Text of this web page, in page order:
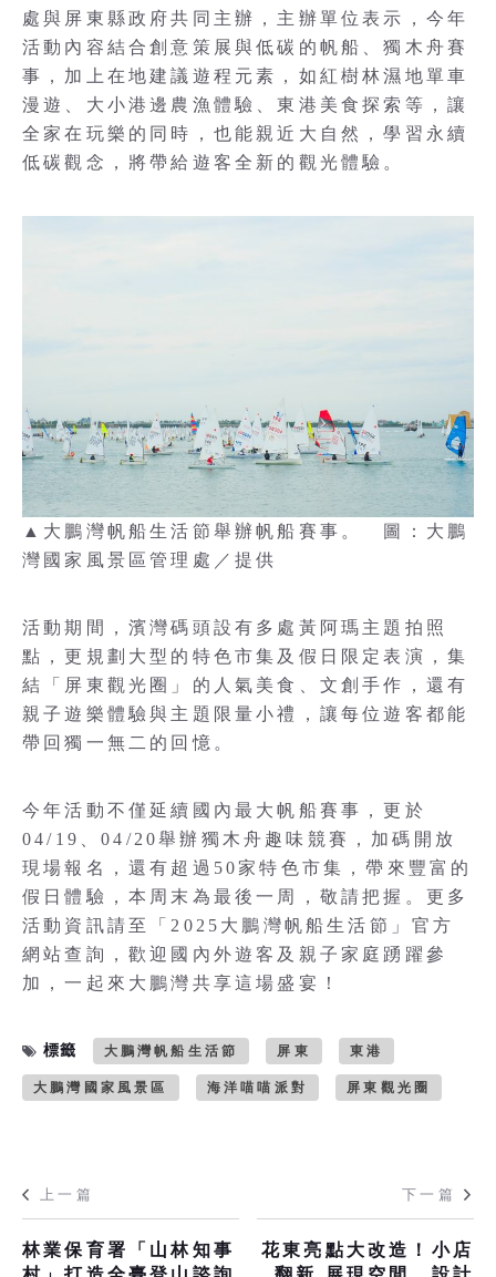
處與屏東縣政府共同主辦，主辦單位表示，今年
活動內容結合創意策展與低碳的帆船、獨木舟賽
事，加上在地建議遊程元素，如紅樹林濕地單車
漫遊、大小港邊農漁體驗、東港美食探索等，讓
全家在玩樂的同時，也能親近大自然，學習永續
低碳觀念，將帶給遊客全新的觀光體驗。
▲大鵬灣帆船生活節舉辦帆船賽事。 圖：大鵬
灣國家風景區管理處／提供
活動期間，濱灣碼頭設有多處黃阿瑪主題拍照
點，更規劃大型的特色市集及假日限定表演，集
結「屏東觀光圈」的人氣美食、文創手作，還有
親子遊樂體驗與主題限量小禮，讓每位遊客都能
帶回獨一無二的回憶。
今年活動不僅延續國內最大帆船賽事，更於
04/19、04/20舉辦獨木舟趣味競賽，加碼開放
現場報名，還有超過50家特色市集，帶來豐富的
假日體驗，本周末為最後一周，敬請把握。更多
活動資訊請至「2025大鵬灣帆船生活節」官方
網站查詢，歡迎國內外遊客及親子家庭踴躍參
加，一起來大鵬灣共享這場盛宴！
標籤 大鵬灣帆船生活節 屏東 東港
大鵬灣國家風景區 海洋喵喵派對 屏東觀光圈
上一篇
林業保育署「山林知事
下一篇
花東亮點大改造！小店